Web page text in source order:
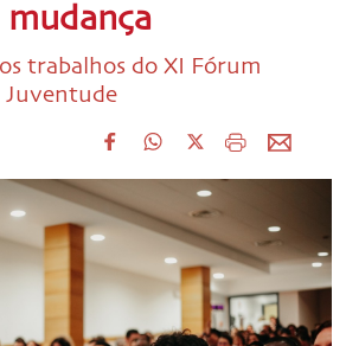
trabalhos do XI Fórum
Juventude